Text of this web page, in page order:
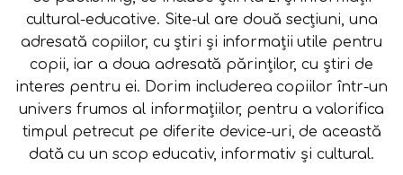
cultural-educative. Site-ul are două secțiuni, una
adresată copiilor, cu știri și informații utile pentru
copii, iar a doua adresată părinților, cu știri de
interes pentru ei. Dorim includerea copiilor într-un
univers frumos al informațiilor, pentru a valorifica
timpul petrecut pe diferite device-uri, de această
dată cu un scop educativ, informativ și cultural.